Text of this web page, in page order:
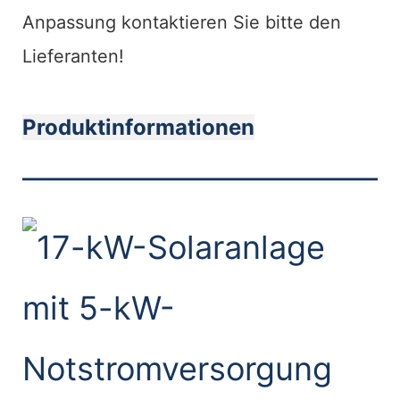
Anpassung kontaktieren Sie bitte den
Lieferanten!
Produktinformationen